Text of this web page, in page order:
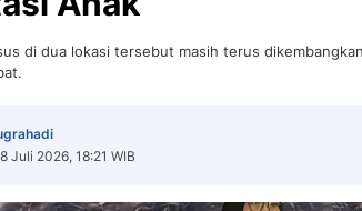
di dua lokasi tersebut masih terus
Juli 2026, 18:21 WIB